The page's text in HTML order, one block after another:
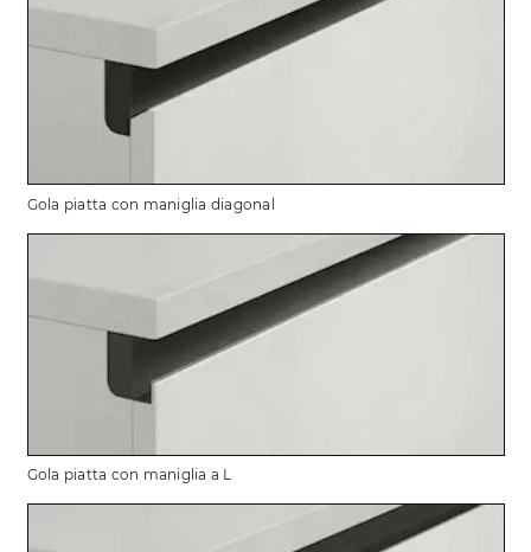
Gola piatta con maniglia diagonal
Gola piatta con maniglia a L